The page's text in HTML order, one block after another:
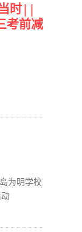
时||
考前减